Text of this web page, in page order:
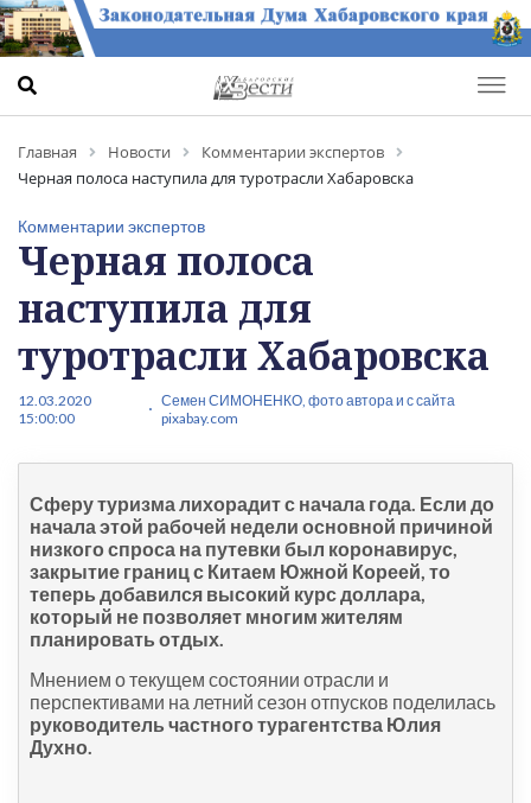
Главная Новости
Комментарии экспертов
Черная полоса наступила для туротрасли Хабаровска
Комментарии экспертов
Черная полоса
наступила для
туротрасли Хабаровска
12.03.2020
15:00:00
Семен СИМОНЕНКО, фото автора и с сайта
pixabay.com
Сферу туризма лихорадит с начала года. Если до
начала этой рабочей недели основной причиной
низкого спроса на путевки был коронавирус,
закрытие границ с Китаем Южной Кореей, то
теперь добавился высокий курс доллара,
который не позволяет многим жителям
планировать отдых.
Мнением о текущем состоянии отрасли и
перспективами на летний сезон отпусков поделилась
руководитель частного турагентства Юлия
Духно.